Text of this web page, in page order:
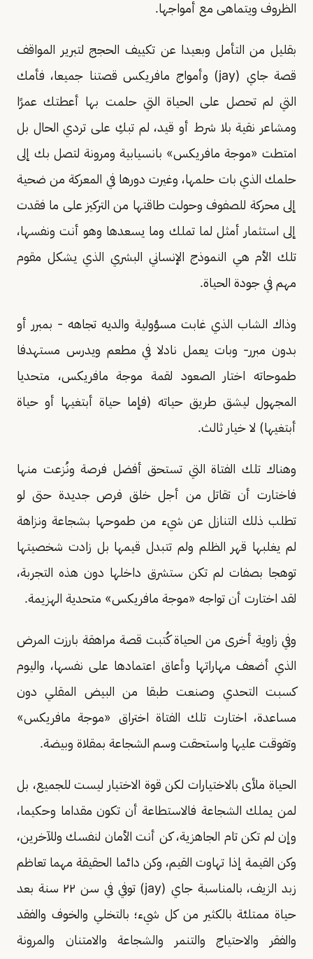
الظروف ويتماهى مع أمواجها.
بقليل من التأمل وبعيدا عن تكييف الحجج لتبرير المواقف
قصة جاي (jay) وأمواج مافريكس قصتنا جميعا، فأمك
التي لم تحصل على الحياة التي حلمت بها أعطتك عمرًا
ومشاعر نقية بلا شرط أو قيد، لم تبكِ على تردي الحال بل
امتطت «موجة مافريكس» بانسيابية ومرونة لتصل بك إلى
حلمك الذي بات حلمها، وغيرت دورها في المعركة من ضحية
إلى محركة للصفوف وحولت طاقتها من التركيز على ما فقدت
إلى استثمار أمثل لما تملك وما يسعدها وهو أنت ونفسها،
تلك الأم هي النموذج الإنساني البشري الذي يشكل مقوم
مهم في جودة الحياة.
وذاك الشاب الذي غابت مسؤولية والديه تجاهه - بمبرر أو
بدون مبرر- وبات يعمل نادلا في مطعم ويدرس مستهدفا
طموحاته اختار الصعود لقمة موجة مافريكس، متحديا
المجهول ليشق طريق حياته (فإما حياة أبتغيها أو حياة
أبتغيها) لا خيار ثالث.
وهناك تلك الفتاة التي تستحق أفضل فرصة ونُزعت منها
فاختارت أن تقاتل من أجل خلق فرص جديدة حتى لو
تطلب ذلك التنازل عن شيء من طموحها بشجاعة ونزاهة
لم يغلبها قهر الظلم ولم تتبدل قيمها بل زادت شخصيتها
توهجا بصفات لم تكن ستشرق داخلها دون هذه التجربة،
لقد اختارت أن تواجه «موجة مافريكس» متحدية الهزيمة.
وفي زاوية أخرى من الحياة كُتبت قصة مراهقة بارزت المرض
الذي أضعف مهاراتها وأعاق اعتمادها على نفسها، واليوم
كسبت التحدي وصنعت طبقا من البيض المقلي دون
مساعدة، اختارت تلك الفتاة اختراق «موجة مافريكس»
وتفوقت عليها واستحقت وسم الشجاعة بمقلاة وبيضة.
الحياة ملأى بالاختيارات لكن قوة الاختيار ليست للجميع، بل
لمن يملك الشجاعة فالاستطاعة أن تكون مقداما وحكيما،
وإن لم تكن تام الجاهزية، كن أنت الأمان لنفسك وللآخرين،
وكن القيمة إذا تهاوت القيم، وكن دائما الحقيقة مهما تعاظم
زبد الزيف، بالمناسبة جاي (jay) توفي في سن ٢٢ سنة بعد
حياة ممتلئة بالكثير من كل شيء؛ بالتخلي والخوف والفقد
والفقر والاحتياج والتنمر والشجاعة والامتنان والمرونة